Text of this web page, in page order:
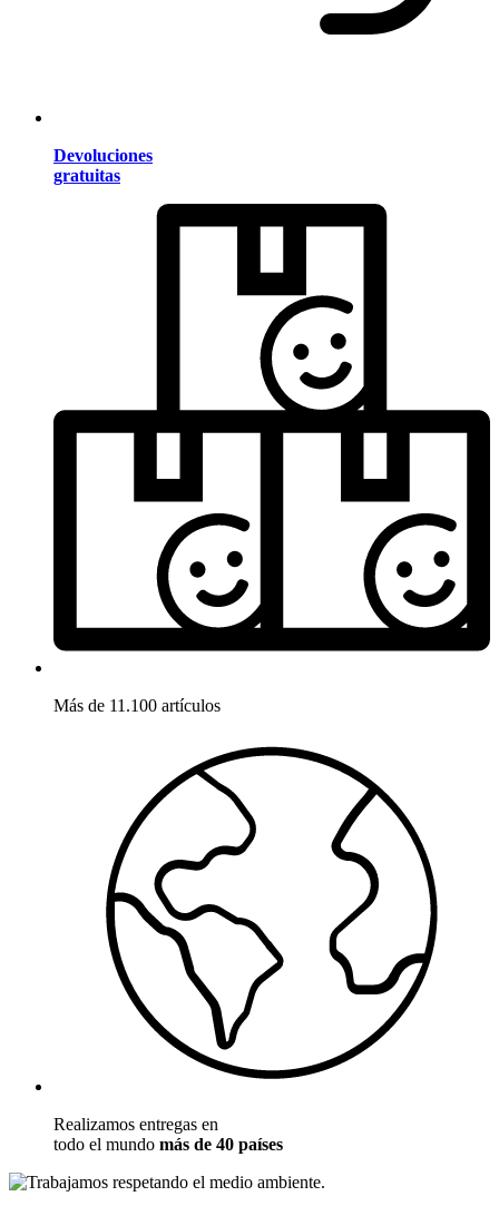
Devoluciones
gratuitas
Más de 11.100 artículos
Realizamos entregas en
todo el mundo más de 40 países